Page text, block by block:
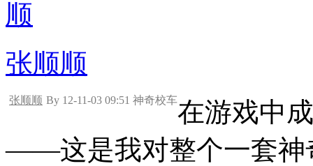
张顺顺
张顺顺 By 12-11-03 09:51 神奇校车在游戏中
——这是我对整个一套神